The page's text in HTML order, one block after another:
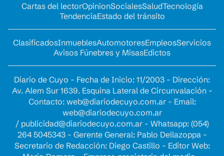
Cartas del lectorOpinionSocialesSaludTecnología
TendenciaEstado del tránsito
ClasificadosInmueblesAutomotoresEmpleosServicios
Avisos Fúnebres y MisasEdictos
Diario de Cuyo - Fecha de Inicio: 11/2003 - Dirección:
Av. Alem Sur 1639. Esquina Lateral de Circunvalación -
Contacto: web@diariodecuyo.com.ar- Email:
web@diariodecuyo.com.ar
/ publicidad@diariodecuyo.com.ar- Whatsapp: (054)
264 5045343 - Gerente General: Pablo Dellazoppa -
Secretario de Redacción: Diego Castillo - Editor Web: